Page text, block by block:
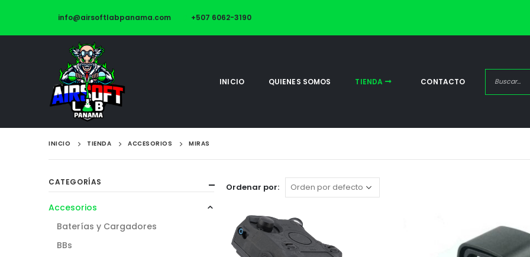
info@airsoftlabpanama.com +507 6062-3190
INICIO QUIENES SOMOS TIENDA CONTACTO
INICIO TIENDA ACCESORIOS MIRAS
Ordenar por:
CATEGORÍAS
Accesorios
Baterías y Cargadores
BBs